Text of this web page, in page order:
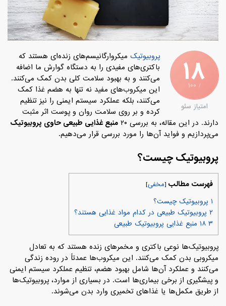
۱۸
/ ۱۰۰
امتیاز سئو
پروبیوتیک‌ میکروارگانیسم‌های زنده‌ای هستند که
باکتری‌های مفیدی را به دستگاه گوارش ما اضافه
می‌کنند و به بهبود سلامت کلی بدن کمک می‌کنند.
این میکروب‌های مفید نه تنها به هضم غذا کمک
می‌کنند، بلکه عملکرد سیستم ایمنی را نیز تنظیم
کرده و بر روی سلامت روان و پوست اثر مثبت
دارند. در این مقاله، به بررسی ۲۰
منبع غذایی طبیعی حاوی پروبیوتیک
می‌پردازیم و فواید آن‌ها را مورد بررسی قرار می‌دهیم.
پروبیوتیک چیست؟
فهرست مطالب [مخفی]
۱ پروبیوتیک چیست؟
۲ پروبیوتیک طبیعی در کدام مواد غذایی هستند؟
۳
پروبیوتیک‌ها نوعی باکتری و مخمرهای زنده هستند که به تعادل
میکروبی بدن کمک می‌کنند. این میکروب‌ها عمدتاً در روده زندگی
می‌کنند و عملکرد آن‌ها شامل بهبود هضم، تنظیم عملکرد سیستم ایمنی
و پیشگیری از برخی بیماری‌ها است. در بسیاری از موارد، پروبیوتیک‌ها
از طریق مکمل‌ها یا غذاهای تخمیری وارد بدن می‌شوند.